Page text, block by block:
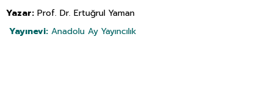
Yazar: Prof. Dr. Ertuğrul Yaman
Yayınevi: Anadolu Ay Yayıncılık